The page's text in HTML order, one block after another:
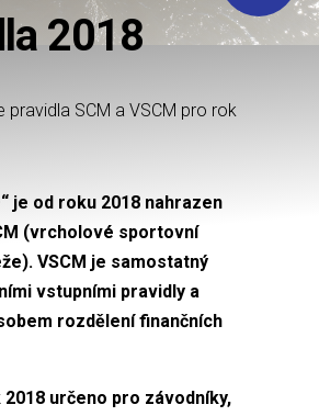
2018
pravidla SCM a VSCM pro rok
je od roku 2018 nahrazen
(vrcholové sportovní
VSCM je samostatný
vstupními pravidly a
rozdělení finančních
určeno pro závodníky,